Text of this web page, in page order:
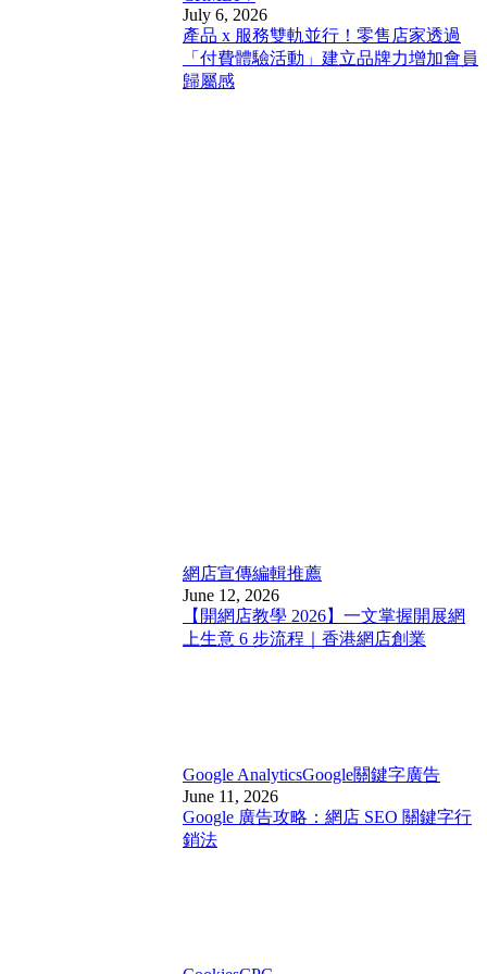
July 6, 2026
產品 x 服務雙軌並行！零售店家透過
「付費體驗活動」建立品牌力增加會員
歸屬感
網店宣傳編輯推薦
June 12, 2026
【開網店教學 2026】一文掌握開展網
上生意 6 步流程｜香港網店創業
Google AnalyticsGoogle關鍵字廣告
June 11, 2026
Google 廣告攻略：網店 SEO 關鍵字行
銷法